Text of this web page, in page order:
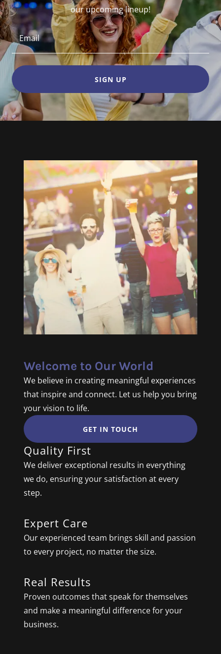
our upcoming lineup!
Email
SIGN UP
Welcome to Our World
We believe in creating meaningful experiences
that inspire and connect. Let us help you bring
your vision to life.
GET IN TOUCH
Quality First
We deliver exceptional results in everything
we do, ensuring your satisfaction at every
step.
Expert Care
Our experienced team brings skill and passion
to every project, no matter the size.
Real Results
Proven outcomes that speak for themselves
and make a meaningful difference for your
business.